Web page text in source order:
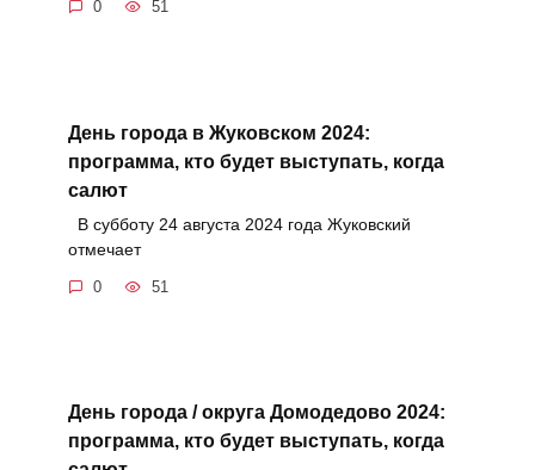
0 51
День города в Жуковском 2024:
программа, кто будет выступать, когда
салют
В субботу 24 августа 2024 года Жуковский
отмечает
0 51
День города / округа Домодедово 2024:
программа, кто будет выступать, когда